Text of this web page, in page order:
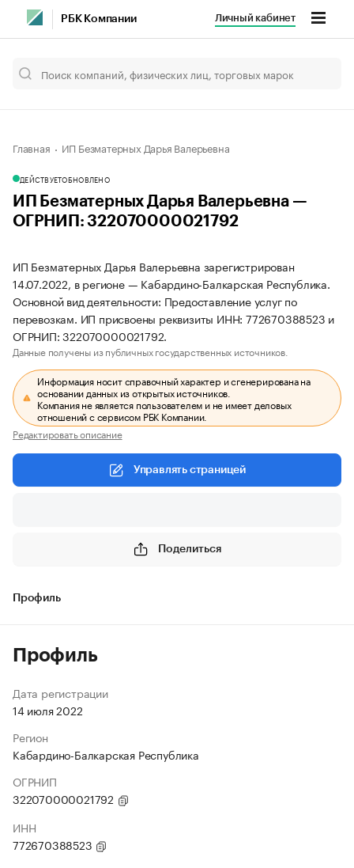
РБК Компании Личный кабинет
Главная ИП Безматерных Дарья Валерьевна
ДЕЙСТВУЕТОБНОВЛЕНО
ИП Безматерных Дарья Валерьевна —
ОГРНИП: 322070000021792
ИП Безматерных Дарья Валерьевна зарегистрирован
14.07.2022, в регионе — Кабардино-Балкарская Республика.
Основной вид деятельности: Предоставление услуг по
перевозкам. ИП присвоены реквизиты ИНН: 772670388523 и
ОГРНИП: 322070000021792.
Данные получены из публичных государственных источников.
Информация носит справочный характер и сгенерирована на
основании данных из открытых источников.
Компания не является пользователем и не имеет деловых
отношений с сервисом РБК Компании.
Редактировать описание
Управлять страницей
Поделиться
Профиль
Профиль
Дата регистрации
14 июля 2022
Регион
Кабардино-Балкарская Республика
ОГРНИП
322070000021792
ИНН
772670388523